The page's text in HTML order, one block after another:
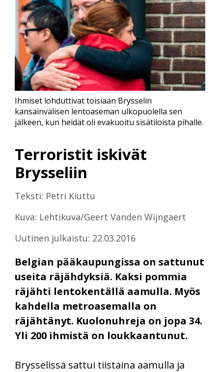
Terroristit iskivät
Brysseliin
Teksti: Petri Kiuttu
Kuva: Lehtikuva/Geert Vanden Wijngaert
Uutinen julkaistu: 22.03.2016
Belgian pääkaupungissa on sattunut
useita räjähdyksiä. Kaksi pommia
räjähti lentokentällä aamulla. Myös
kahdella metroasemalla on
räjähtänyt. Kuolonuhreja on jopa 34.
Yli 200 ihmistä on loukkaantunut.
Ihmiset lohduttivat toisiaan Brysselin
kansainvälisen lentoaseman ulkopuolella sen
jälkeen, kun heidät oli evakuoitu sisätiloista pihalle.
Brysselissä sattui tiistaina aamulla ja